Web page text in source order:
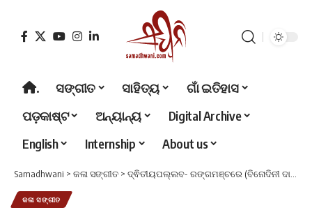
. ସଙ୍ଗୀତ ସାହିତ୍ୟ
ଗାଁ ଇତିହାସ
ପଡ଼କାଷ୍ଟ
ଅନ୍ୟାନ୍ୟ
Digital Archive
English
Internship About us
Samadhwani > କଳା ସଙ୍ଗୀତ > ଦ୍ଵିତୀୟପଲ୍ଲବ- ରଙ୍ଗମଞ୍ଚରେ (ବିନୋଦିନୀ ଦାସୀ)
କଳା ସଙ୍ଗୀତ